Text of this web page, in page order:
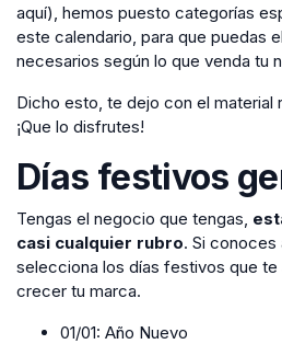
aquí), hemos puesto categorías
este calendario, para que puedas
necesarios según lo que venda tu
Dicho esto, te dejo con el material
¡Que lo disfrutes!
Días festivos
Tengas el negocio que tengas,
casi cualquier rubro. Si conoces
selecciona los días festivos que te
crecer tu marca.
01/01: Año Nuevo